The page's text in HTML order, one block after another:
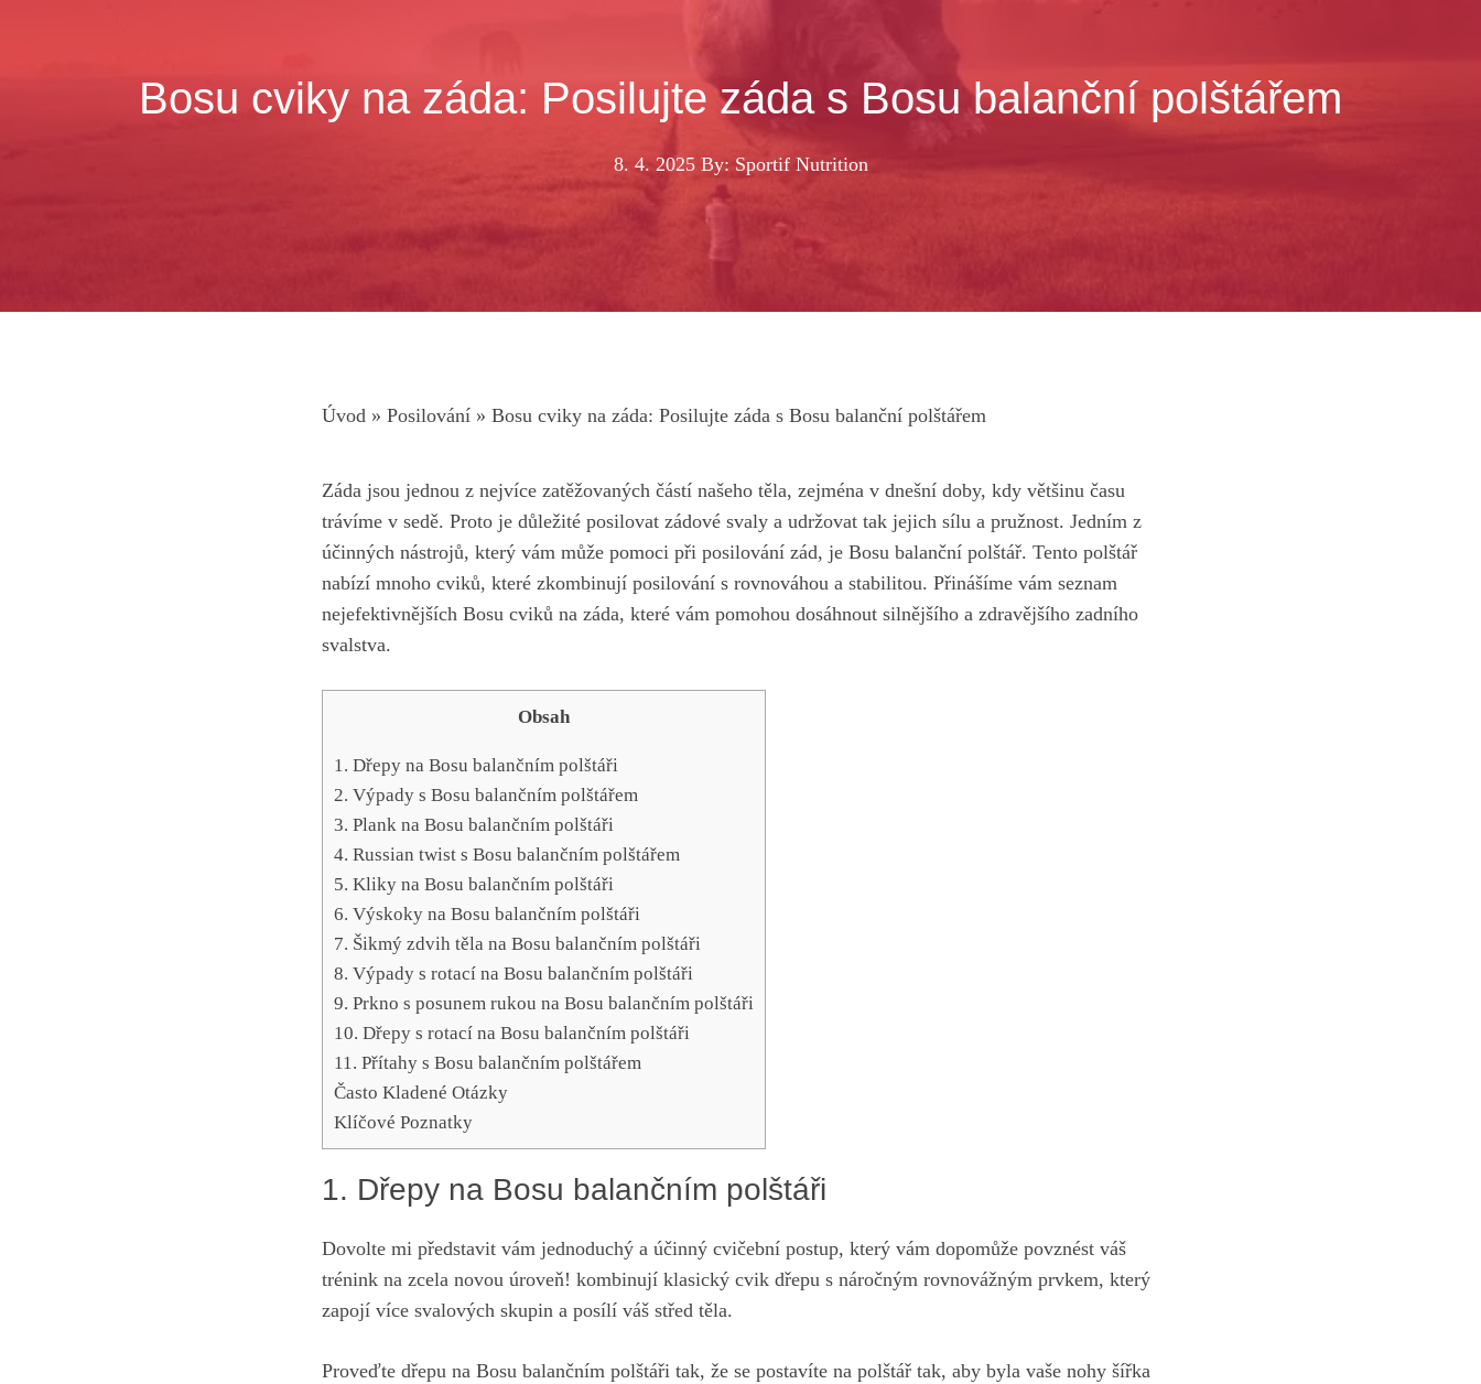
Bosu cviky na záda: Posilujte záda s Bosu balanční polštářem
8. 4. 2025 By: Sportif Nutrition
Úvod » Posilování » Bosu cviky na záda: Posilujte záda s Bosu balanční polštářem
Záda jsou jednou z nejvíce zatěžovaných částí našeho těla, ‍zejména v dnešní doby, kdy většinu času
trávíme v sedě. Proto je důležité posilovat zádové svaly a udržovat tak jejich sílu a pružnost. Jedním z
účinných nástrojů, který vám může pomoci při posilování ​zád, je⁤ Bosu balanční ⁣polštář. ⁢Tento polštář
nabízí mnoho cviků, které zkombinují posilování s rovnováhou a stabilitou. Přinášíme vám seznam
nejefektivnějších ‍Bosu ‍cviků na ⁢záda, které vám pomohou dosáhnout⁤ silnějšího a ​zdravějšího zadního
svalstva.
Obsah
1. Dřepy na Bosu ⁢balančním polštáři
2. Výpady s Bosu balančním⁣ polštářem
3. Plank na Bosu balančním polštáři
4. Russian twist ‍s Bosu balančním polštářem
5. Kliky na Bosu balančním polštáři
6. Výskoky na Bosu⁣ balančním polštáři
7. Šikmý zdvih těla na Bosu​ balančním polštáři
8. ⁤Výpady s rotací na Bosu balančním polštáři
9. Prkno​ s posunem rukou na Bosu balančním polštáři
10. ‌Dřepy s rotací na ‌Bosu balančním polštáři
11. Přítahy s⁢ Bosu balančním polštářem
Často Kladené‍ Otázky
Klíčové Poznatky
1. Dřepy na Bosu ⁢balančním polštáři
Dovolte‌ mi představit vám jednoduchý ⁢a účinný cvičební postup, který vám dopomůže povznést váš
trénink​ na zcela novou úroveň! ‌kombinují klasický cvik dřepu s náročným rovnovážným prvkem, ​který
zapojí více svalových skupin a posílí váš střed‍ těla.
Proveďte dřepu na Bosu balančním ⁤polštáři tak, ⁢že se postavíte na polštář tak, aby byla vaše nohy šířka